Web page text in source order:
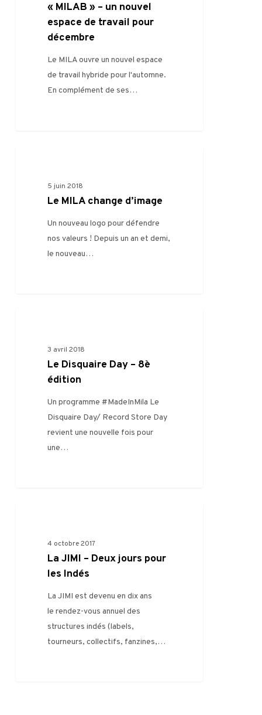
« MILAB » – un nouvel
espace de travail pour
décembre
Le MILA ouvre un nouvel espace
de travail hybride pour l'automne.
En complément de ses…
5 juin 2018
Le MILA change d’image
Un nouveau logo pour défendre
nos valeurs ! Depuis un an et demi,
le nouveau…
3 avril 2018
Le Disquaire Day – 8è
édition
Un programme #MadeInMila Le
Disquaire Day/ Record Store Day
revient une nouvelle fois pour
une…
4 octobre 2017
La JIMI – Deux jours pour
les Indés
La JIMI est devenu en dix ans
le rendez-vous annuel des
structures indés (labels,
tourneurs, collectifs, fanzines,…